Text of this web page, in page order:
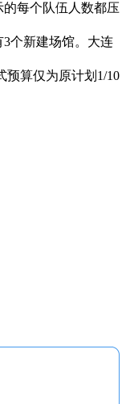
每个队伍人数都压
个新建场馆。大连
算仅为原计划1/10